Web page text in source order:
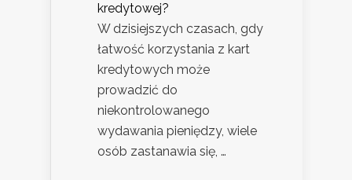
kredytowej?
W dzisiejszych czasach, gdy
łatwość korzystania z kart
kredytowych może
prowadzić do
niekontrolowanego
wydawania pieniędzy, wiele
osób zastanawia się, …